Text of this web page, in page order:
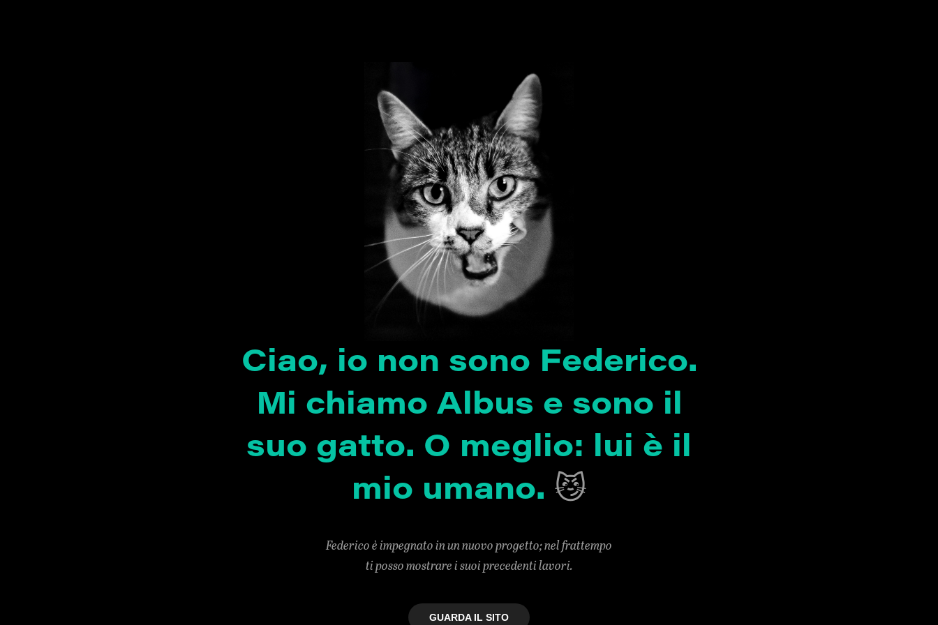
Ciao, io non sono Federico.
Mi chiamo Albus e sono il
suo gatto. O meglio: lui è il
mio umano. 😼
Federico è impegnato in un nuovo progetto; nel frattempo
ti posso mostrare i suoi precedenti lavori.
GUARDA IL SITO